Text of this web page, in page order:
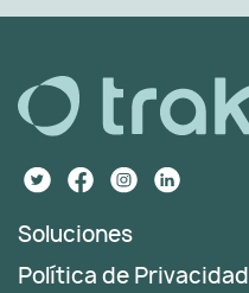
Soluciones
Política de Privacidad